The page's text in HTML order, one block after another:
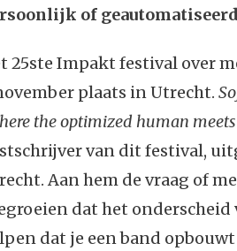
of
25ste Impakt festival over
plaats in Utrecht.
the optimized human
van dit festival,
Aan hem de vraag of
dat het
dat je een band